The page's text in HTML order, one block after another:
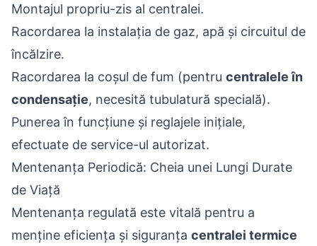
Montajul propriu-zis al centralei.
Racordarea la instalația de gaz, apă și circuitul de
încălzire.
Racordarea la coșul de fum (pentru centralele în
condensație, necesită tubulatură specială).
Punerea în funcțiune și reglajele inițiale,
efectuate de service-ul autorizat.
Mentenanța Periodică: Cheia unei Lungi Durate
de Viață
Mentenanța regulată este vitală pentru a
menține eficiența și siguranța centralei termice